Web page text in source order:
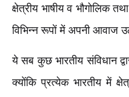
क्षेत्रीय भाषीय व भौगोलिक
विभिन्न रूपों में अपनी आवाज
ये सब कुछ भारतीय संविधान
क्योंकि प्रत्येक भारतीय में